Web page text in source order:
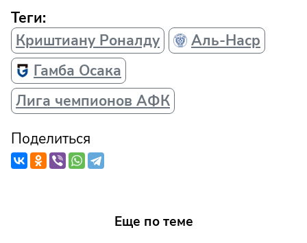
Теги:
Криштиану Роналду
Аль-Наср
Гамба Осака
Лига чемпионов АФК
Поделиться
Еще по теме